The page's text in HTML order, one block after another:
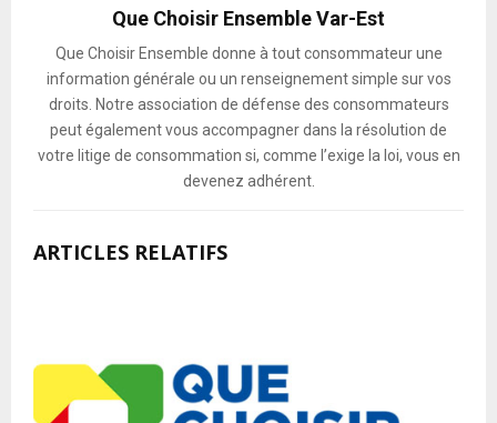
Que Choisir Ensemble Var-Est
Que Choisir Ensemble donne à tout consommateur une
information générale ou un renseignement simple sur vos
droits. Notre association de défense des consommateurs
peut également vous accompagner dans la résolution de
votre litige de consommation si, comme l’exige la loi, vous en
devenez adhérent.
ARTICLES RELATIFS